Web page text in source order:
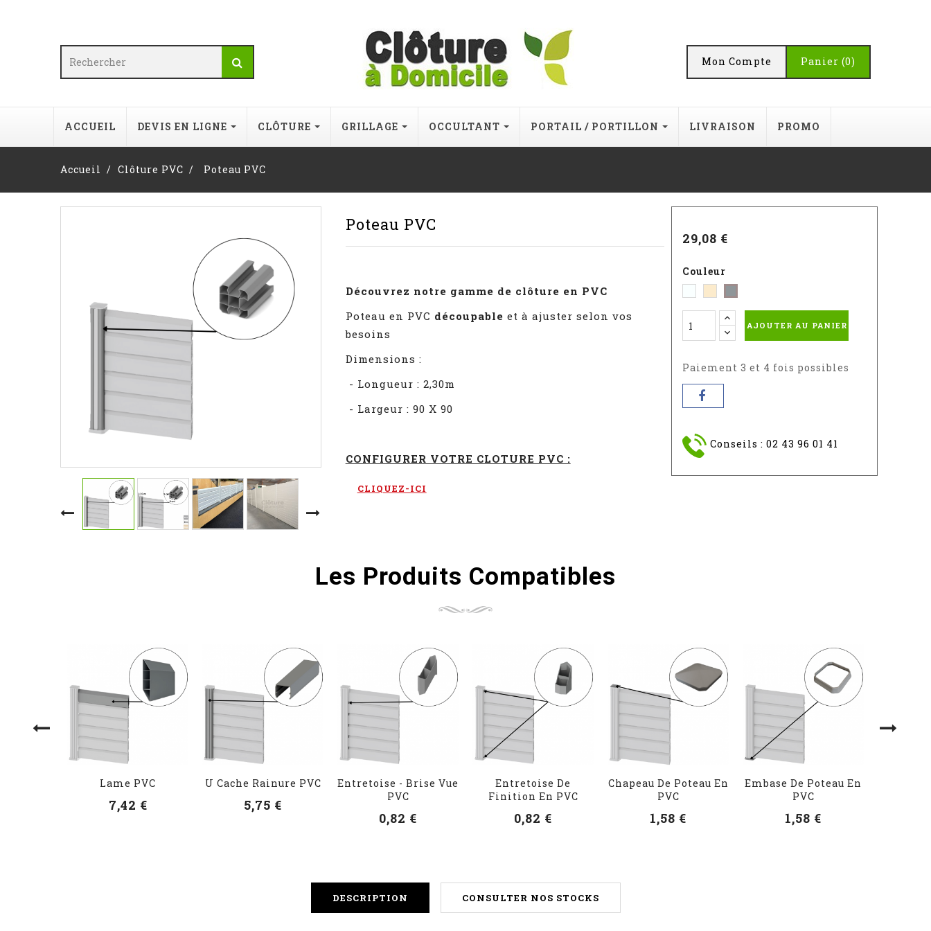
Panier (0)
Mon Compte
ACCUEIL DEVIS EN LIGNE CLÔTURE GRILLAGE OCCULTANT PORTAIL / PORTILLON LIVRAISON PROMO
Accueil Clôture PVC Poteau PVC
Poteau PVC
Découvrez notre gamme de clôture en PVC
Poteau en PVC découpable et à ajuster selon vos
besoins
Dimensions :
- Longueur : 2,30m
- Largeur : 90 X 90
CONFIGURER VOTRE CLOTURE PVC :
CLIQUEZ-ICI
29,08 €
Couleur
-
RAL
-
RAL
-
RALAJOUTER AU PANIER
Paiement 3 et 4 fois possibles
Conseils : 02 43 96 01 41
Les Produits Compatibles
Lame PVC
7,42 €
U Cache Rainure PVC
5,75 €
Entretoise - Brise Vue
PVC
0,82 €
Entretoise De
Finition En PVC
0,82 €
Chapeau De Poteau En
PVC
1,58 €
Embase De Poteau En
PVC
1,58 €
DESCRIPTION CONSULTER NOS STOCKS